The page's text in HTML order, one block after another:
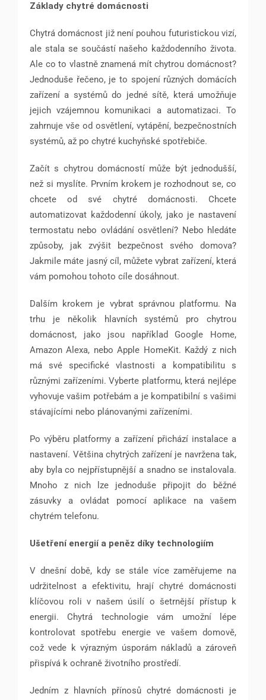
Základy chytré domácnosti
Chytrá domácnost již není pouhou futuristickou vizí,
ale stala se součástí našeho každodenního života.
Ale co to vlastně znamená mít chytrou domácnost?
Jednoduše řečeno, je to spojení různých domácích
zařízení a systémů do jedné sítě, která umožňuje
jejich vzájemnou komunikaci a automatizaci. To
zahrnuje vše od osvětlení, vytápění, bezpečnostních
systémů, až po chytré kuchyňské spotřebiče.
Začít s chytrou domácností může být jednodušší,
než si myslíte. Prvním krokem je rozhodnout se, co
chcete od své chytré domácnosti. Chcete
automatizovat každodenní úkoly, jako je nastavení
termostatu nebo ovládání osvětlení? Nebo hledáte
způsoby, jak zvýšit bezpečnost svého domova?
Jakmile máte jasný cíl, můžete vybrat zařízení, která
vám pomohou tohoto cíle dosáhnout.
Dalším krokem je vybrat správnou platformu. Na
trhu je několik hlavních systémů pro chytrou
domácnost, jako jsou například Google Home,
Amazon Alexa, nebo Apple HomeKit. Každý z nich
má své specifické vlastnosti a kompatibilitu s
různými zařízeními. Vyberte platformu, která nejlépe
vyhovuje vašim potřebám a je kompatibilní s vašimi
stávajícími nebo plánovanými zařízeními.
Po výběru platformy a zařízení přichází instalace a
nastavení. Většina chytrých zařízení je navržena tak,
aby byla co nejpřístupnější a snadno se instalovala.
Mnoho z nich lze jednoduše připojit do běžné
zásuvky a ovládat pomocí aplikace na vašem
chytrém telefonu.
Ušetření energií a peněz díky technologiím
V dnešní době, kdy se stále více zaměřujeme na
udržitelnost a efektivitu, hrají chytré domácnosti
klíčovou roli v našem úsilí o šetrnější přístup k
energii. Chytrá technologie vám umožní lépe
kontrolovat spotřebu energie ve vašem domově,
což vede k výrazným úsporám nákladů a zároveň
přispívá k ochraně životního prostředí.
Jedním z hlavních přínosů chytré domácnosti je